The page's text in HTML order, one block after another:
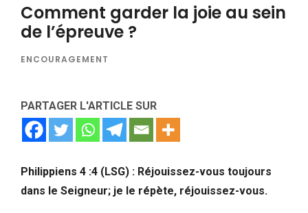
Comment garder la joie au sein
de l’épreuve ?
ENCOURAGEMENT
PARTAGER L'ARTICLE SUR
Philippiens 4 :4 (LSG) : Réjouissez-vous toujours
dans le Seigneur; je le répète, réjouissez-vous.